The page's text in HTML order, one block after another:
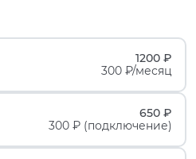
1200 ₽
300 ₽/месяц
650 ₽
300 ₽ (подключение)